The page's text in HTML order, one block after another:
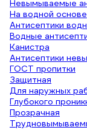
Невымываемые
На водной основе
Антисептики
Водные
Канистра
Антисептики
ГОСТ пропитки
Защитная
Для наружных
Глубокого
Прозрачная